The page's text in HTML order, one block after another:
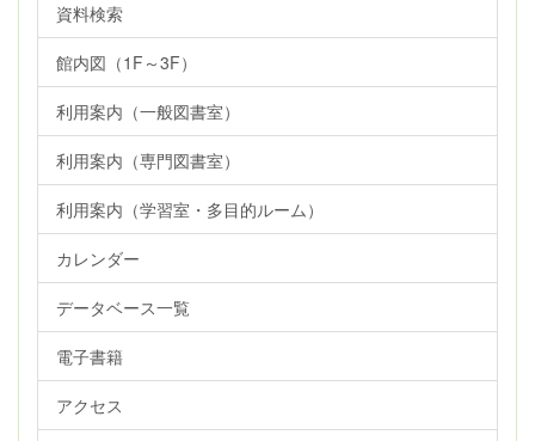
資料検索
館内図（1F～3F）
利用案内（一般図書室）
利用案内（専門図書室）
利用案内（学習室・多目的ルーム）
カレンダー
データベース一覧
電子書籍
アクセス